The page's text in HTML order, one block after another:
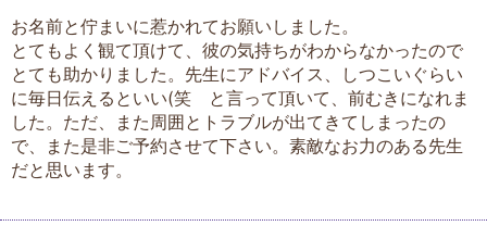
お名前と佇まいに惹かれてお願いしました。
とてもよく観て頂けて、彼の気持ちがわからなかったので
とても助かりました。先生にアドバイス、しつこいぐらい
に毎日伝えるといい(笑 と言って頂いて、前むきになれま
した。ただ、また周囲とトラブルが出てきてしまったの
で、また是非ご予約させて下さい。素敵なお力のある先生
だと思います。